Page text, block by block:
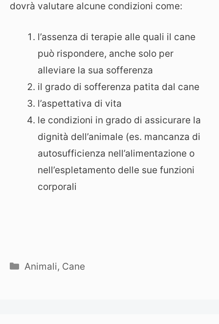
dovrà valutare alcune condizioni come:
l’assenza di terapie alle quali il cane
può rispondere, anche solo per
alleviare la sua sofferenza
il grado di sofferenza patita dal cane
l’aspettativa di vita
le condizioni in grado di assicurare la
dignità dell’animale (es. mancanza di
autosufficienza nell’alimentazione o
nell’espletamento delle sue funzioni
corporali
Categorie
Animali, Cane